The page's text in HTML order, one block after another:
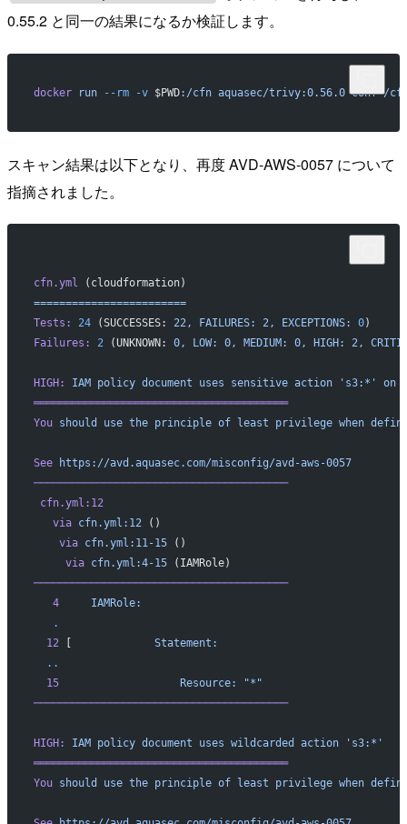
0.55.2 と同一の結果になるか検証します。
docker run --rm -v $PWD:/cfn aquasec/trivy:0.56.0 conf /
スキャン結果は以下となり、再度 AVD-AWS-0057 について
指摘されました。
cfn.yml (cloudformation)
========================
Tests:
24 (SUCCESSES: 22, FAILURES: 2, EXCEPTIONS: 0)
Failures:
2 (UNKNOWN: 0, LOW: 0, MEDIUM: 0, HIGH: 2,
HIGH: IAM policy document uses sensitive action 's3:*' on
════════════════════════════════════════
You should use the principle of least privilege when
See https://avd.aquasec.com/misconfig/avd-aws-0057
────────────────────────────────────────
cfn.yml:12
   via
cfn.yml:12 ()
    via
cfn.yml:11-15 ()
     via
cfn.yml:4-15 (IAMRole)
────────────────────────────────────────
   4
     IAMRole:
   .
  12
[ Statement:
  ..
  15
                   Resource:
"*"
────────────────────────────────────────
HIGH: IAM policy document uses wildcarded action 's3:*'
════════════════════════════════════════
You should use the principle of least privilege when